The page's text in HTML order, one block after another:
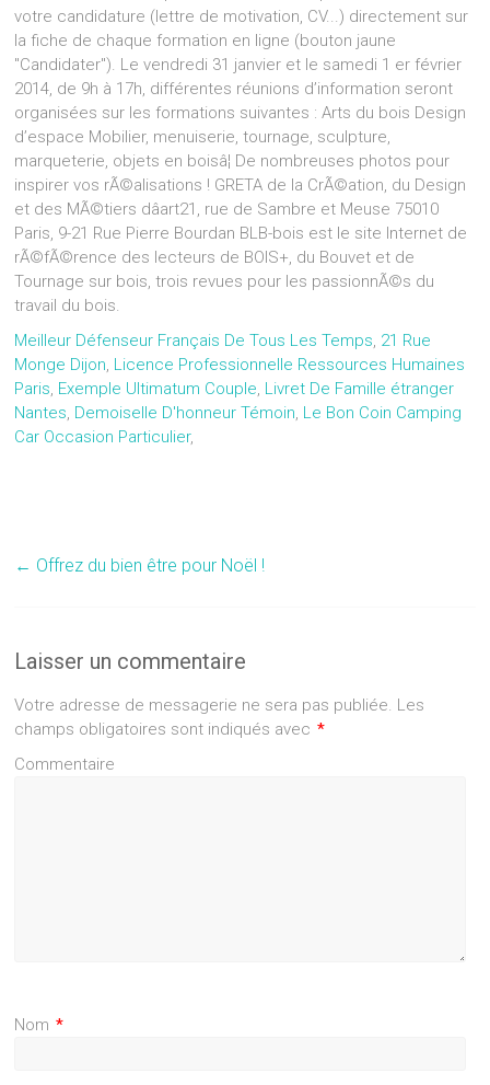
votre candidature (lettre de motivation, CV...) directement sur
la fiche de chaque formation en ligne (bouton jaune
"Candidater"). Le vendredi 31 janvier et le samedi 1 er février
2014, de 9h à 17h, différentes réunions d’information seront
organisées sur les formations suivantes : Arts du bois Design
d’espace Mobilier, menuiserie, tournage, sculpture,
marqueterie, objets en boisâ¦ De nombreuses photos pour
inspirer vos rÃ©alisations ! GRETA de la CrÃ©ation, du Design
et des MÃ©tiers dâart21, rue de Sambre et Meuse 75010
Paris, 9-21 Rue Pierre Bourdan BLB-bois est le site Internet de
rÃ©fÃ©rence des lecteurs de BOIS+, du Bouvet et de
Tournage sur bois, trois revues pour les passionnÃ©s du
travail du bois.
Meilleur Défenseur Français De Tous Les Temps, 21 Rue
Monge Dijon, Licence Professionnelle Ressources Humaines
Paris, Exemple Ultimatum Couple, Livret De Famille étranger
Nantes, Demoiselle D'honneur Témoin, Le Bon Coin Camping
Car Occasion Particulier,
← Offrez du bien être pour Noël !
Laisser un commentaire
Votre adresse de messagerie ne sera pas publiée. Les
champs obligatoires sont indiqués avec *
Commentaire
Nom *